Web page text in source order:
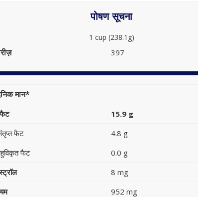
पोषण सूचना
1 cup (238.1g)
397
मान*
15.9 g
फैट
4.8 g
फैट
0.0 g
8 mg
952 mg